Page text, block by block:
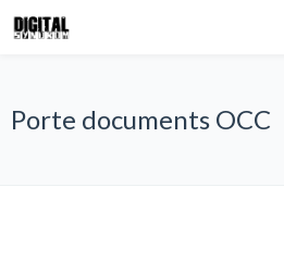
Porte documents OCC